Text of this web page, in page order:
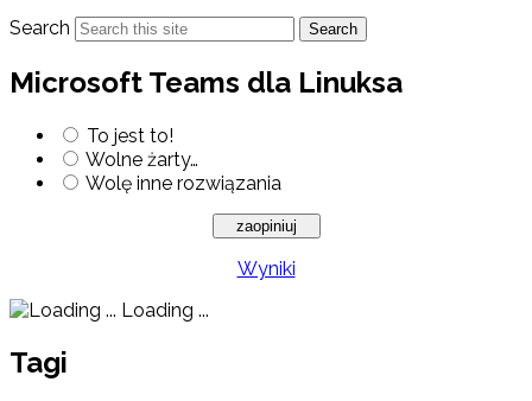
Search
Search
Microsoft Teams dla Linuksa
To jest to!
Wolne żarty…
Wolę inne rozwiązania
Wyniki
Loading ...
Tagi